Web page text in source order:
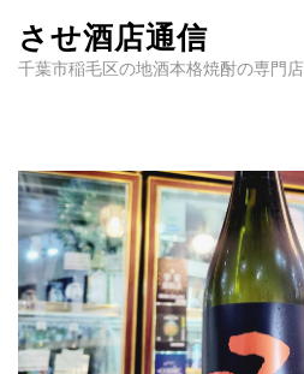
させ酒店通信
千葉市稲毛区の地酒本格焼酎の専門店